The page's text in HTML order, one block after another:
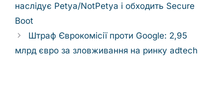
наслідує Petya/NotPetya і обходить Secure
Boot
Штраф Єврокомісії проти Google: 2,95
млрд євро за зловживання на ринку adtech